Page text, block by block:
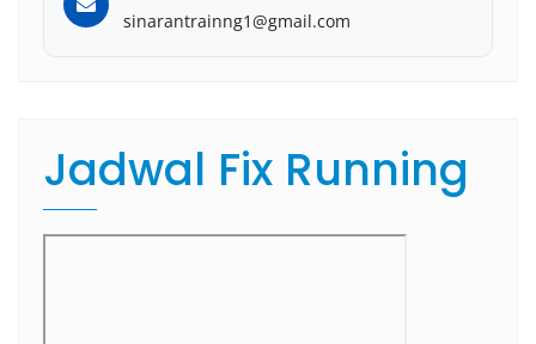
sinarantrainng1@gmail.com
Jadwal Fix Running